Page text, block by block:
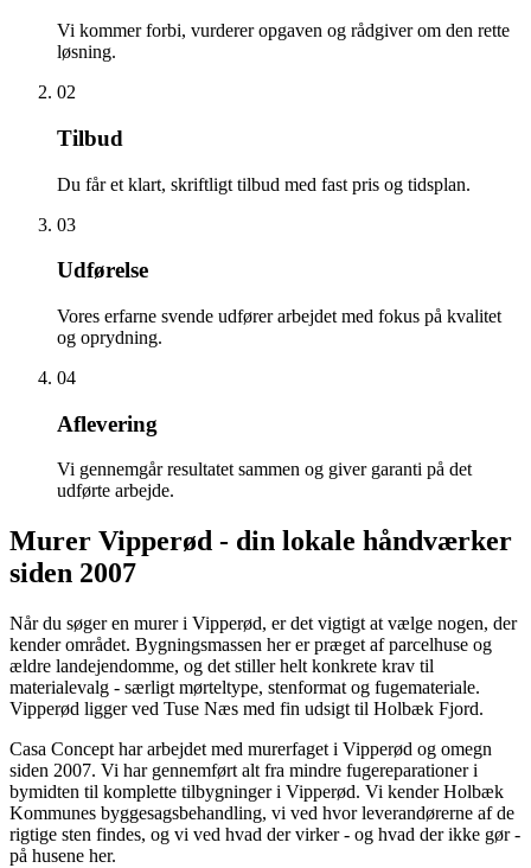
Vi kommer forbi, vurderer opgaven og rådgiver om den rette
løsning.
02
Tilbud
Du får et klart, skriftligt tilbud med fast pris og tidsplan.
03
Udførelse
Vores erfarne svende udfører arbejdet med fokus på kvalitet
og oprydning.
04
Aflevering
Vi gennemgår resultatet sammen og giver garanti på det
udførte arbejde.
Murer Vipperød - din lokale håndværker
siden 2007
Når du søger en murer i Vipperød, er det vigtigt at vælge nogen, der
kender området. Bygningsmassen her er præget af parcelhuse og
ældre landejendomme, og det stiller helt konkrete krav til
materialevalg - særligt mørteltype, stenformat og fugemateriale.
Vipperød ligger ved Tuse Næs med fin udsigt til Holbæk Fjord.
Casa Concept har arbejdet med murerfaget i Vipperød og omegn
siden 2007. Vi har gennemført alt fra mindre fugereparationer i
bymidten til komplette tilbygninger i Vipperød. Vi kender Holbæk
Kommunes byggesagsbehandling, vi ved hvor leverandørerne af de
rigtige sten findes, og vi ved hvad der virker - og hvad der ikke gør -
på husene her.